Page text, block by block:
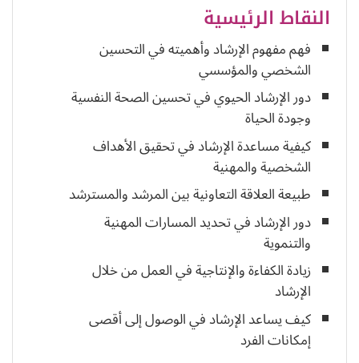
النقاط الرئيسية
فهم مفهوم الإرشاد وأهميته في التحسين
الشخصي والمؤسسي
دور الإرشاد الحيوي في تحسين الصحة النفسية
وجودة الحياة
كيفية مساعدة الإرشاد في تحقيق الأهداف
الشخصية والمهنية
طبيعة العلاقة التعاونية بين المرشد والمسترشد
دور الإرشاد في تحديد المسارات المهنية
والتنموية
زيادة الكفاءة والإنتاجية في العمل من خلال
الإرشاد
كيف يساعد الإرشاد في الوصول إلى أقصى
إمكانات الفرد